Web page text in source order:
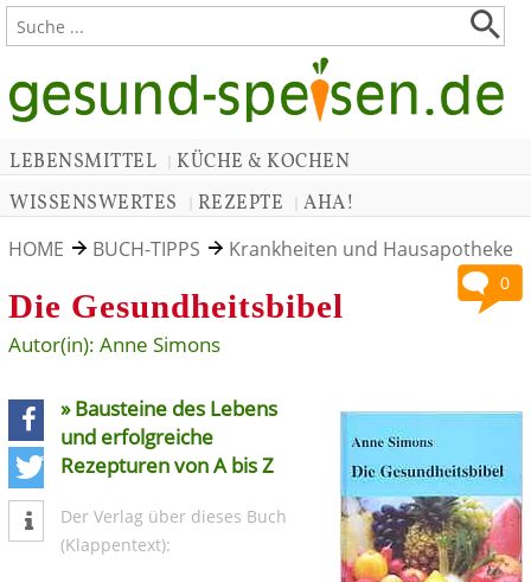
LEBENSMITTEL
KÜCHE & KOCHEN
WISSENSWERTES
REZEPTE
AHA!
HOME
BUCH-TIPPS Krankheiten und Hausapotheke
0
Die Gesundheitsbibel
Autor(in): Anne Simons
teilen
tweet
» Bausteine des Lebens
und erfolgreiche
Rezepturen von A bis Z
Der Verlag über dieses Buch
(Klappentext):